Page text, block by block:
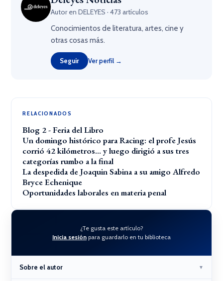
Autor en DELEYES · 473 artículos
Conocimientos de literatura, artes, cine y
otras cosas más.
Seguir Ver perfil →
RELACIONADOS
Blog 2 - Feria del Libro
Un domingo histórico para Racing: el profe Jesús
corrió 42 kilómetros… y luego dirigió a sus tres
categorías rumbo a la final
La despedida de Joaquin Sabina a su amigo Alfredo
Bryce Echenique
Oportunidades laborales en materia penal
¿Te gusta este artículo?
Inicia sesión para guardarlo en tu biblioteca
Sobre el autor ▼